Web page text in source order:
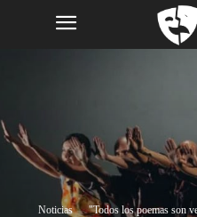
Noticias "Todos los poemas son